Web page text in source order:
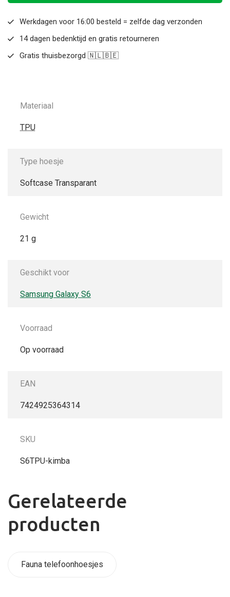
Werkdagen voor 16:00 besteld = zelfde dag verzonden
14 dagen bedenktijd en gratis retourneren
Gratis thuisbezorgd 🇳🇱🇧🇪
Materiaal
TPU
Type hoesje
Softcase Transparant
Gewicht
21 g
Geschikt voor
Samsung Galaxy S6
Voorraad
Op voorraad
EAN
7424925364314
SKU
S6TPU-kimba
Gerelateerde
producten
Fauna telefoonhoesjes